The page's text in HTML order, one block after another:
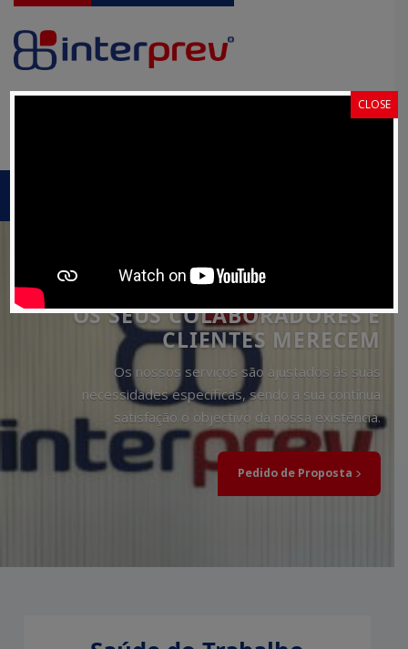
OS SEUS COLABORADORES E
CLIENTES MERECEM
Os nossos serviços são ajustados às suas
necessidades específicas, sendo a sua contínua
satisfação o objectivo da nossa existência.
Pedido de Proposta
CLOSE